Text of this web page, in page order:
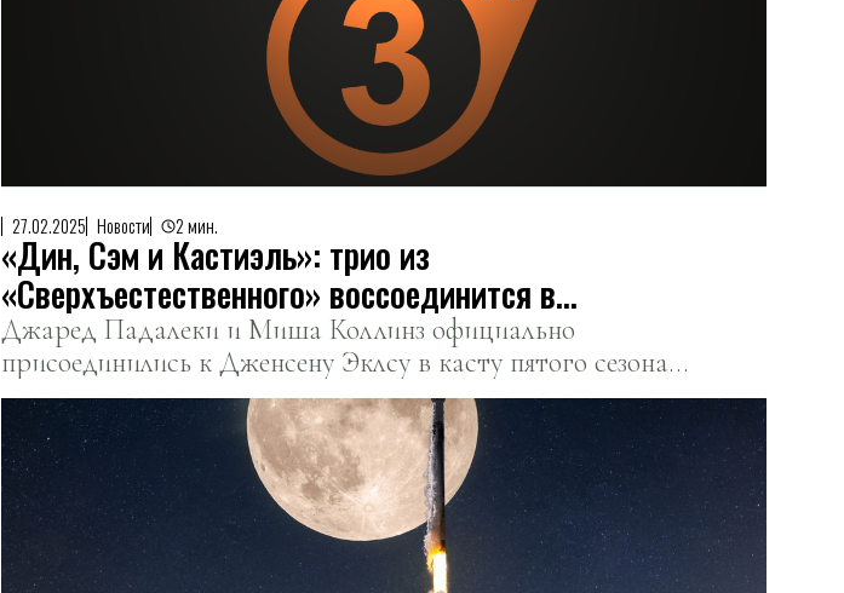
27.02.2025 Новости 2 мин.
«Дин, Сэм и Кастиэль»: трио из
«Сверхъестественного» воссоединится в
финале «Пацанов»
Джаред Падалеки и Миша Коллинз официально
присоединились к Дженсену Эклсу в касту пятого сезона
«Пацанов».